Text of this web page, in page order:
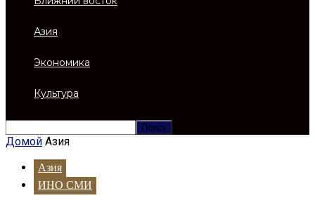
Азия
Экономика
Культура
Домой Азия
Азия
ИНО СМИ